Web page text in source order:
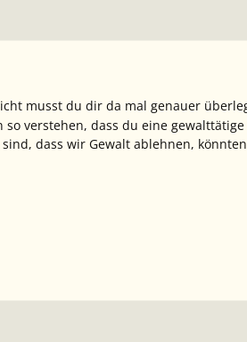
musst du dir da mal genauer
so verstehen, dass du eine
dass wir Gewalt ablehnen,